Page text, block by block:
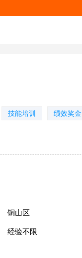
技能培训 绩效奖金
铜山区
经验不限